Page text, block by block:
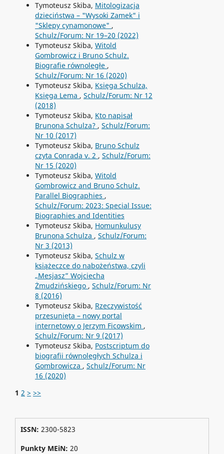
Tymoteusz Skiba, Mitologizacja
dzieciństwa – "Wysoki Zamek" i
"Sklepy cynamonowe" ,
Schulz/Forum: Nr 19–20 (2022)
Tymoteusz Skiba, Witold
Gombrowicz i Bruno Schulz.
Biografie równoległe ,
Schulz/Forum: Nr 16 (2020)
Tymoteusz Skiba, Księga Schulza,
Księga Lema , Schulz/Forum: Nr 12
(2018)
Tymoteusz Skiba, Kto napisał
Brunona Schulza? , Schulz/Forum:
Nr 10 (2017)
Tymoteusz Skiba, Bruno Schulz
czyta Conrada v. 2 , Schulz/Forum:
Nr 15 (2020)
Tymoteusz Skiba, Witold
Gombrowicz and Bruno Schulz.
Parallel Biographies ,
Schulz/Forum: 2023: Special Issue:
Biographies and Identities
Tymoteusz Skiba, Homunkulusy
Brunona Schulza , Schulz/Forum:
Nr 3 (2013)
Tymoteusz Skiba, Schulz w
książeczce do nabożeństwa, czyli
„Mesjasz” Wojciecha
Żmudzińskiego , Schulz/Forum: Nr
8 (2016)
Tymoteusz Skiba, Rzeczywistość
przesunięta – nowy portal
internetowy o Jerzym Ficowskim ,
Schulz/Forum: Nr 9 (2017)
Tymoteusz Skiba, Postscriptum do
biografii równoległych Schulza i
Gombrowicza , Schulz/Forum: Nr
16 (2020)
1 2 > >>
ISSN: 2300-5823
Punkty MEiN: 20